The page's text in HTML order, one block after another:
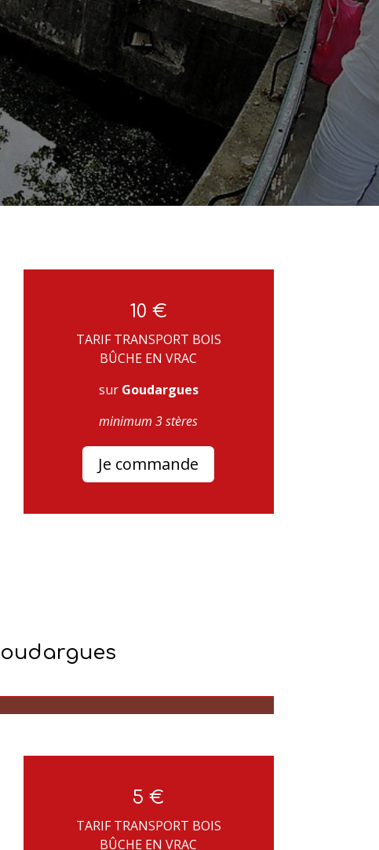
10 €
TARIF TRANSPORT BOIS
BÛCHE EN VRAC
sur Goudargues
minimum 3 stères
Je commande
5 €
TARIF TRANSPORT BOIS
BÛCHE EN VRAC